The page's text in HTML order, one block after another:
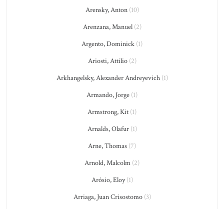
Arensky, Anton(10)
Arenzana, Manuel(2)
Argento, Dominick (1)
Ariosti, Attilio(2)
Arkhangelsky, Alexander Andreyevich(1)
Armando, Jorge (1)
Armstrong, Kit (1)
Arnalds, Olafur(1)
Arne, Thomas (7)
Arnold, Malcolm (2)
Arósio, Eloy(1)
Arriaga, Juan Crisostomo(3)